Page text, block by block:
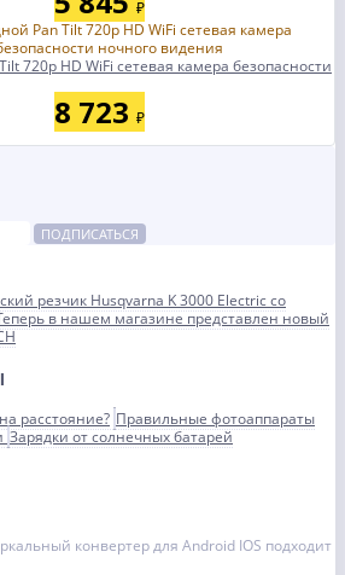
₽
720p HD WiFi сетевая камера безопасности
8 723 ₽
ПОДПИСАТЬСЯ
резчик Husqvarna K 3000 Electric со
в нашем магазине представлен новый
расстояние? Правильные фотоаппараты
Зарядки от солнечных батарей
конвертер для Android IOS подходит